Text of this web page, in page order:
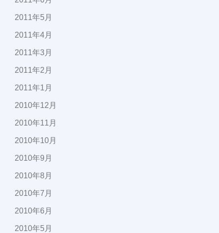
2011年5月
2011年4月
2011年3月
2011年2月
2011年1月
2010年12月
2010年11月
2010年10月
2010年9月
2010年8月
2010年7月
2010年6月
2010年5月